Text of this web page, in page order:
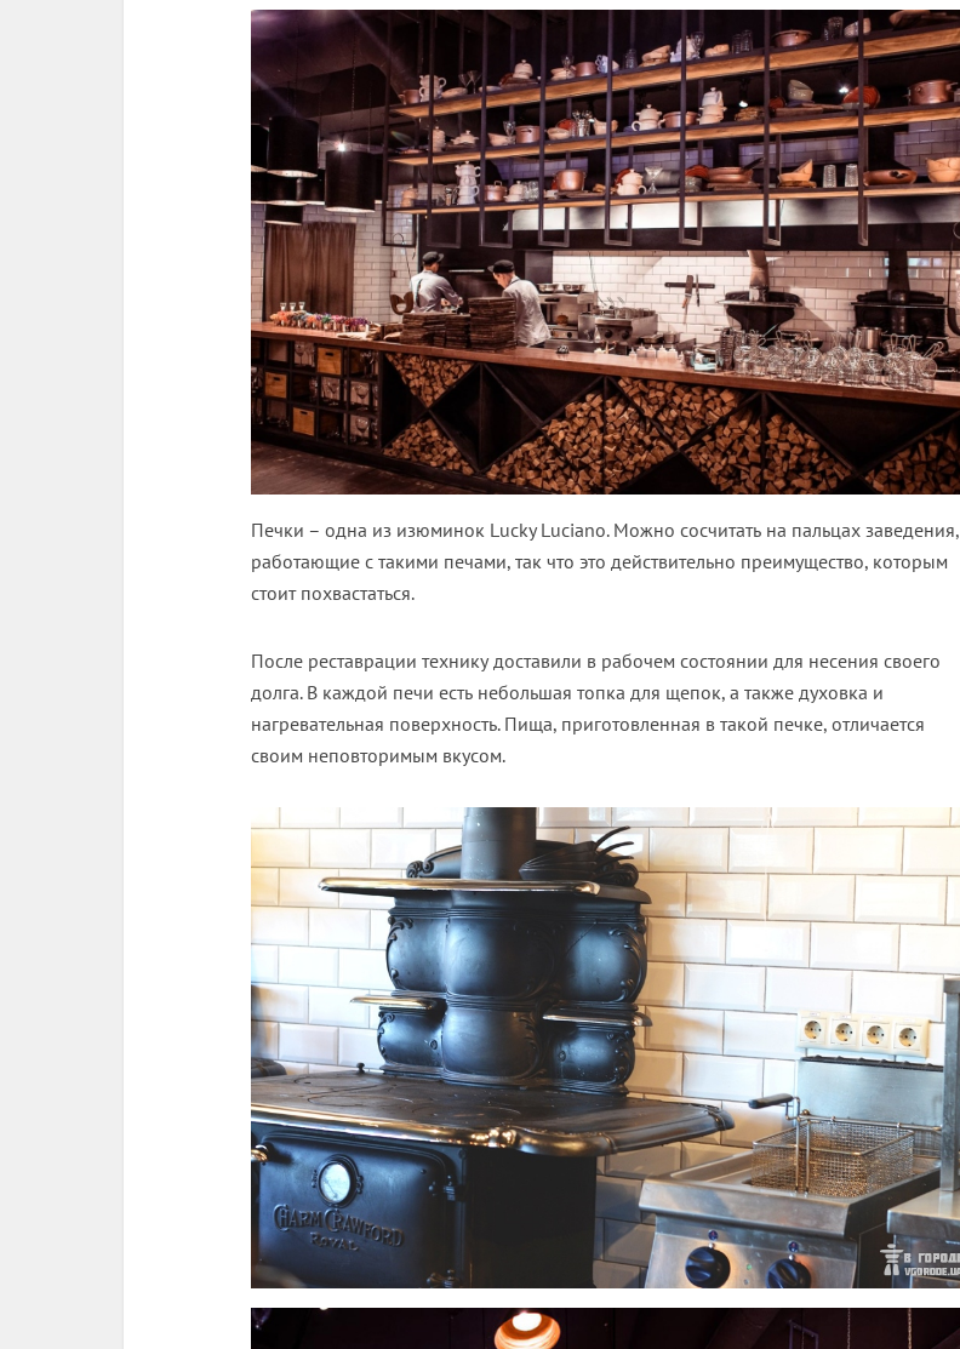
Печки – одна из изюминок Lucky Luciano. Можно сосчитать на пальцах заведения,
работающие с такими печами, так что это действительно преимущество, которым
стоит похвастаться.
После реставрации технику доставили в рабочем состоянии для несения своего
долга. В каждой печи есть небольшая топка для щепок, а также духовка и
нагревательная поверхность. Пища, приготовленная в такой печке, отличается
своим неповторимым вкусом.